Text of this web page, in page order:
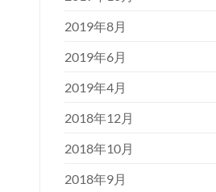
2019年8月
2019年6月
2019年4月
2018年12月
2018年10月
2018年9月